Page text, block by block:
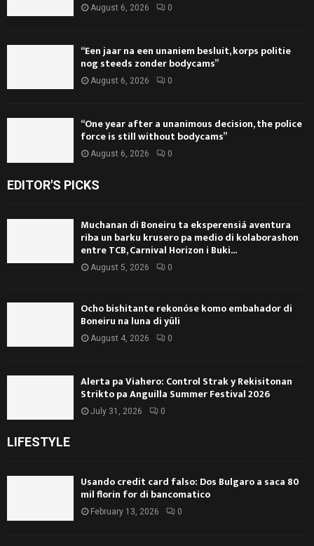
August 6, 2026 0
“Een jaar na een unaniem besluit, korps politie
nog steeds zonder bodycams”
August 6, 2026 0
“One year after a unanimous decision, the police
force is still without bodycams”
August 6, 2026 0
EDITOR'S PICKS
Muchanan di Boneiru ta eksperensiá aventura
riba un barku krusero pa medio di kolaborashon
entre TCB, Carnival Horizon i Buki...
August 5, 2026 0
Ocho bishitante rekonóse komo embahador di
Boneiru na luna di yüli
August 4, 2026 0
Alerta pa Viahero: Control Strak y Rekisitonan
Strikto pa Anguilla Summer Festival 2026
July 31, 2026 0
LIFESTYLE
Usando credit card falso: Dos Bulgaro a saca 80
mil florin for di bancomatico
February 13, 2026 0